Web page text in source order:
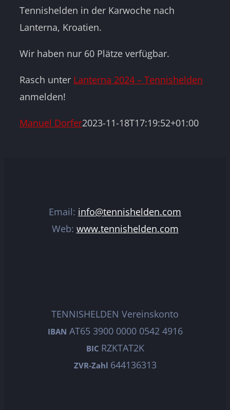
Tennishelden in der Karwoche nach
Lanterna, Kroatien.
Wir haben nur 60 Plätze verfügbar.
Rasch unter Lanterna 2024 – Tennishelden
anmelden!
Manuel Dorfer2023-11-18T17:19:52+01:00
Email: info@tennishelden.com
Web: www.tennishelden.com
TENNISHELDEN Vereinskonto
IBAN AT65 3900 0000 0542 4916
BIC RZKTAT2K
ZVR-Zahl 644136313